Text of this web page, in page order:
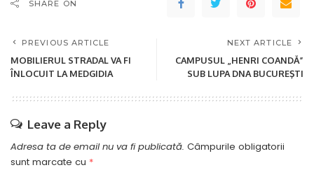
SHARE ON
PREVIOUS ARTICLE
MOBILIERUL STRADAL VA FI
ÎNLOCUIT LA MEDGIDIA
NEXT ARTICLE
CAMPUSUL „HENRI COANDĂ”
SUB LUPA DNA BUCUREŞTI
Leave a Reply
Adresa ta de email nu va fi publicată. Câmpurile obligatorii
sunt marcate cu *